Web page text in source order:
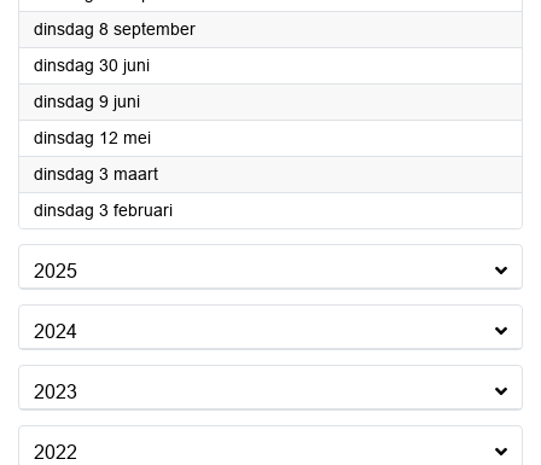
dinsdag 8 september2026
dinsdag 30 juni2026
dinsdag 9 juni2026
dinsdag 12 mei2026
dinsdag 3 maart2026
dinsdag 3 februari2026
2025
2024
2023
2022